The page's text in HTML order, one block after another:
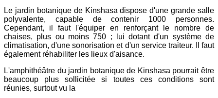
Le jardin botanique de Kinshasa dispose d'une grande salle
polyvalente, capable de contenir 1000 personnes.
Cependant, il faut l'équiper en renforçant le nombre de
chaises, plus ou moins 750 ; lui dotant d'un système de
climatisation, d'une sonorisation et d'un service traiteur. Il faut
également réhabiliter les lieux d'aisance.
L'amphithéâtre du jardin botanique de Kinshasa pourrait être
beaucoup plus sollicitée si toutes ces conditions sont
réunies, surtout vu la